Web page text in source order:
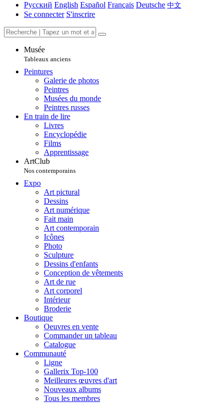
Русский English Español Français Deutsche 中文
Se connecter S'inscrire
Musée
Tableaux anciens
Peintures
Galerie de photos
Peintres
Musées du monde
Peintres russes
En train de lire
Livres
Encyclopédie
Films
Apprentissage
ArtClub
Nos contemporains
Expo
Art pictural
Dessins
Art numérique
Fait main
Art contemporain
Icônes
Photo
Sculpture
Dessins d'enfants
Conception de vêtements
Art de rue
Art corporel
Intérieur
Broderie
Boutique
Oeuvres en vente
Commander un tableau
Catalogue
Communauté
Ligne
Gallerix Top-100
Meilleures œuvres d'art
Nouveaux albums
Tous les membres